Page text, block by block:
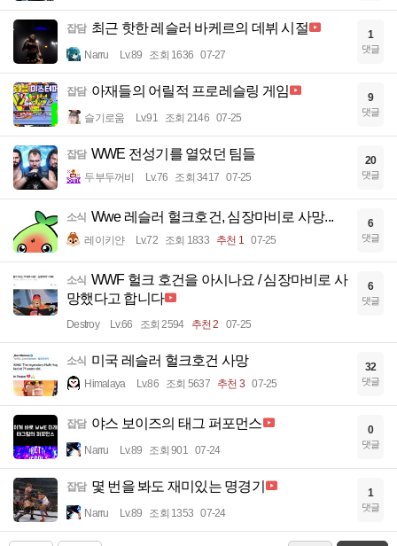
잡담 최근 핫한 레슬러 바케르의 데뷔 시절
Narru Lv.89 조회 1636 07-27
1
댓글
잡담 아재들의 어릴적 프로레슬링 게임
슬기로움 Lv.91 조회 2146 07-25
9
댓글
잡담 WWE 전성기를 열었던 팀들
두부두꺼비 Lv.76 조회 3417 07-25
20
댓글
소식 Wwe 레슬러 헐크호건, 심장마비로 사망...
레이키얀 Lv.72 조회 1833 추천 1 07-25
6
댓글
소식 WWF 헐크 호건을 아시나요 / 심장마비로 사
망했다고 합니다
Destroy Lv.66 조회 2594 추천 2 07-25
6
댓글
소식 미국 레슬러 헐크호건 사망
Himalaya Lv.86 조회 5637 추천 3 07-25
32
댓글
잡담 야스 보이즈의 태그 퍼포먼스
Narru Lv.89 조회 901 07-24
0
댓글
잡담 몇 번을 봐도 재미있는 명경기
Narru Lv.89 조회 1353 07-24
1
댓글